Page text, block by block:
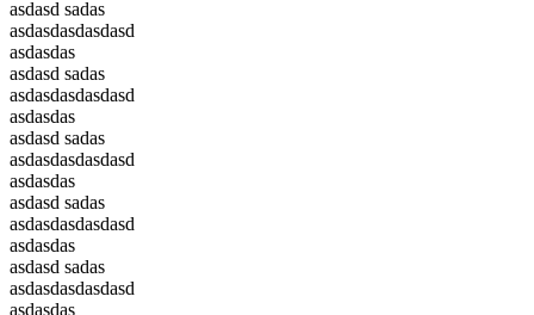
asdasd sadas
asdasdasdasdasd
asdasdas
asdasd sadas
asdasdasdasdasd
asdasdas
asdasd sadas
asdasdasdasdasd
asdasdas
asdasd sadas
asdasdasdasdasd
asdasdas
asdasd sadas
asdasdasdasdasd
asdasdas